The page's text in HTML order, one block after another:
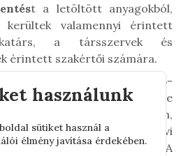
t a letöltött anyagokból,
kerültek valamennyi érintett
a társszervek és
érintett szakértői számára.
2018. december 4-5-
konferencia megrendezésére
Szíria vonatkozásában,
és egyéb partnerszervi
67 fő részvételével. A
használunk
sütiket használ a
élmény javítása érdekében.